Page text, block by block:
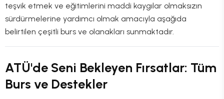
teşvik etmek ve eğitimlerini maddi kaygılar olmaksızın
sürdürmelerine yardımcı olmak amacıyla aşağıda
belirtilen çeşitli burs ve olanakları sunmaktadır.
ATÜ'de Seni Bekleyen Fırsatlar: Tüm
Burs ve Destekler